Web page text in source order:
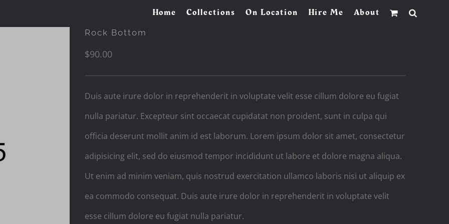
Home Collections On Location Hire Me About
Rock Bottom
$90.00
Duis aute irure dolor in reprehenderit in voluptate velit esse cillum dolore eu fugiat
nulla pariatur. Excepteur sint occaecat cupidatat non proident, sunt in culpa qui
officia deserunt mollit anim id est laborum. Lorem ipsum dolor sit amet, consectetur
adipisicing elit, sed do eiusmod tempor incididunt ut labore et dolore magna aliqua.
Ut enim ad minim veniam, quis nostrud exercitation ullamco laboris nisi ut aliquip ex
ea commodo consequat. Duis aute irure dolor in reprehenderit in voluptate velit
esse cillum dolore eu fugiat nulla pariatur.